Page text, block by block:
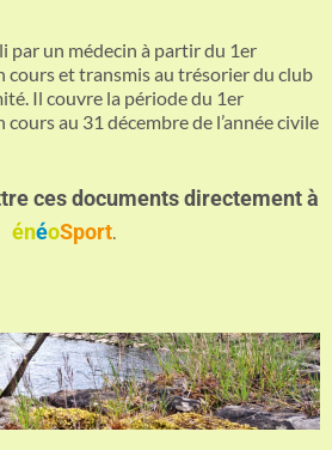
par un médecin à partir du 1er
cours et transmis au trésorier du club
Il couvre la période du 1er
cours au 31 décembre de l’année civile
ces documents directement à
énéoSport.